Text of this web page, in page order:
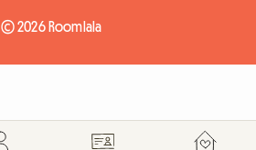
© 2026 Roomlala